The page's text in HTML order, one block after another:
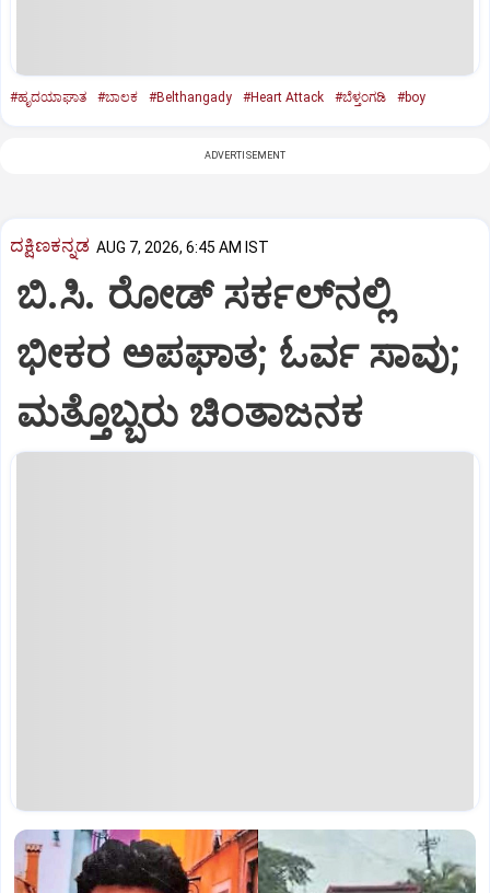
#ಹೃದಯಾಘಾತ #ಬಾಲಕ #Belthangady #Heart Attack #ಬೆಳ್ತಂಗಡಿ #boy
ADVERTISEMENT
ದಕ್ಷಿಣಕನ್ನಡ AUG 7, 2026, 6:45 AM IST
ಬಿ.ಸಿ. ರೋಡ್‌ ಸರ್ಕಲ್‌ನಲ್ಲಿ
ಭೀಕರ ಅಪಘಾತ; ಓರ್ವ ಸಾವು;
ಮತ್ತೊಬ್ಬರು ಚಿಂತಾಜನಕ